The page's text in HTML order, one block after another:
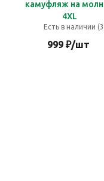
камуфляж на
4XL
Есть в наличии
999₽/шт